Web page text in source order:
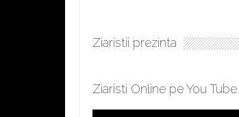
Ziaristii prezinta
Ziaristi Online pe You Tube